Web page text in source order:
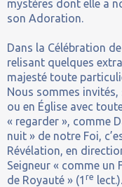
mystères dont elle a
son Adoration.
Dans la Célébration
relisant quelques
majesté toute
Nous sommes
ou en Église avec
« regarder », comme
nuit » de notre Foi,
Révélation, en
Seigneur « comme un
de Royauté » (1 re lect.).